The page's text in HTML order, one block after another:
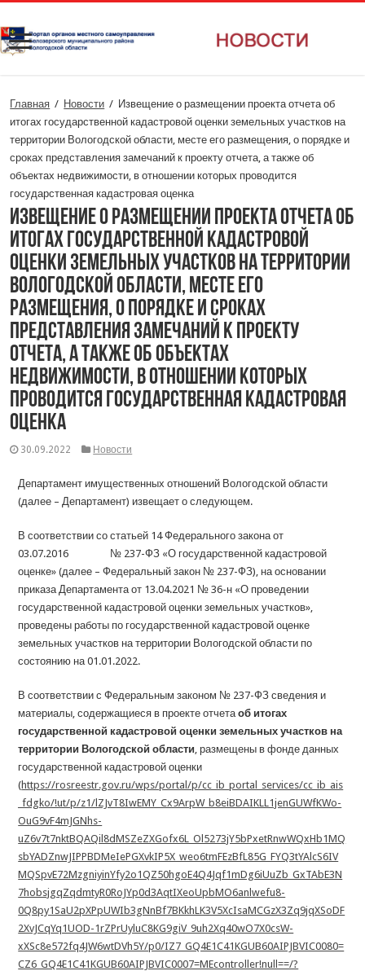
Главная / Новости / Извещение о размещении проекта отчета об
итогах государственной кадастровой оценки земельных участков на
территории Вологодской области, месте его размещения, о порядке и
сроках представления замечаний к проекту отчета, а также об
объектах недвижимости, в отношении которых проводится
государственная кадастровая оценка
Извещение о размещении проекта отчета об
итогах государственной кадастровой
оценки земельных участков на территории
Вологодской области, месте его
размещения, о порядке и сроках
представления замечаний к проекту
отчета, а также об объектах
недвижимости, в отношении которых
проводится государственная кадастровая
оценка
30.09.2022 Новости
Департамент имущественных отношений Вологодской области
(далее – Департамент) извещает о следующем.
В соответствии со статьей 14 Федерального закона от
03.07.2016 № 237-ФЗ «О государственной кадастровой
оценке» (далее – Федеральный закон № 237-ФЗ), на основании
приказа Департамента от 13.04.2021 № 36-н «О проведении
государственной кадастровой оценки земельных участков»,
проведены работы по государственной кадастровой оценке
земельных участков на территории Вологодской области по
состоянию на 01.01.2022.
В соответствии с Федеральным законом № 237-ФЗ сведения и
материалы, содержащиеся в проекте отчетаоб итогах
государственной кадастровой оценки земельных участков на
территории Вологодской области, размещены в фонде данных
государственной кадастровой оценки
(https://rosreestr.gov.ru/wps/portal/p/cc_ib_portal_services/cc_ib_ais
_fdgko/!ut/p/z1/lZJvT8IwEMY_Cx9ArpW_b8eiBDAIKLL1jenGUWfKWo-
OuG9vF4mJGNhs-
uZ6v7t7nktBQAQil8dMSZeZXGofx6L_Ol5273jY5bPxetRnwWQxHb1MQ
sbYADZnwJIPPBDMeIePGXvkIP5X_weo6tmFEzBfL85G_FYQ3tYAlcS6IV
MQSpvE72MzgniyinYfy2o1QZ50hgoE4Q4Jqf1mDg6iUuZb_GxTAbE3N
7hobsjgqZqdmtyR0RoJYp0d3AqtIXeoUpbMO6anlwefu8-
0Q8py1SaU2pXPpUWIb3gNnBf7BKkhLK3V5XcIsaMCGzX3Zq9jqXSoDF
2XvJCqYq1UOD-1rZPrUyluC8KG9giV_9uh2Xq40wO7X0csW-
xXSc8e572fq4JW6wtDVh5Y/p0/IZ7_GQ4E1C41KGUB60AIPJBVIC0080=
CZ6_GQ4E1C41KGUB60AIPJBVIC0007=MEcontroller!null==/?